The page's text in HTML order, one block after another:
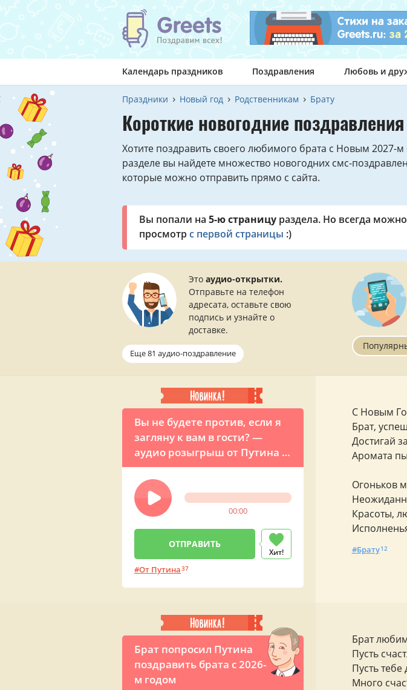
Календарь праздников Поздравления Любовь и
Праздники Новый год Родственникам Брату
Короткие новогодние
Хотите поздравить своего любимого брата с Новым 2027-м
разделе вы найдете множество новогодних смс-
которые можно отправить прямо с сайта.
Вы попали на 5-ю страницу раздела. Но всегда
просмотрс первой страницы :)
Это аудио-открытки.
Отправьте на телефон
адресата, оставьте свою
подпись и узнайте о
доставке.
Еще 81 аудио-поздравление
Вы не будете против, если я
загляну к вам в гости? —
аудио розыгрыш от Путина к
Новому году
00:00
Хит!
От Путина37
С Новым
Брат,
Достигай
Аромата
Огоньков
Красоты,
Брату12
Брат попросил Путина
поздравить брата с 2026-
м годом
Брат
Пусть
Пусть тебе
Много